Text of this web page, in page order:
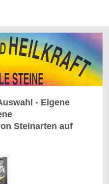
- Eigene
Steinarten auf